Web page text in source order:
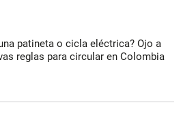
patineta o cicla eléctrica? Ojo a
reglas para circular en Colombia